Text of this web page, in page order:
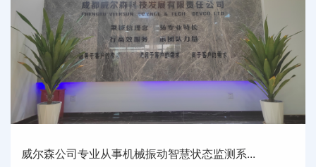
威尔森公司专业从事机械振动智慧状态监测系...